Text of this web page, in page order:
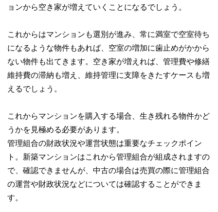
ョンから空き家が増えていくことになるでしょう。
これからはマンションも選別が進み、常に満室で空室待ち
になるような物件もあれば、空室の増加に歯止めがかから
ない物件も出てきます。空き家が増えれば、管理費や修繕
維持費の滞納も増え、維持管理に支障をきたすケースも増
えるでしょう。
これからマンションを購入する場合、生き残れる物件かど
うかを見極める必要があります。
管理組合の財政状況や運営状態は重要なチェックポイン
ト。新築マンションはこれから管理組合が組成されますの
で、確認できませんが、中古の場合は売買の際に管理組合
の運営や財政状況などについては確認することができま
す。